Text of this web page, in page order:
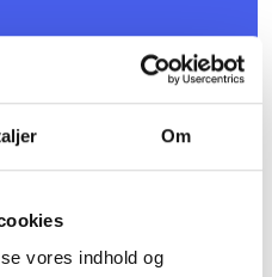
Om
vores indhold og
der er valgt til
og
at tilmelde sig